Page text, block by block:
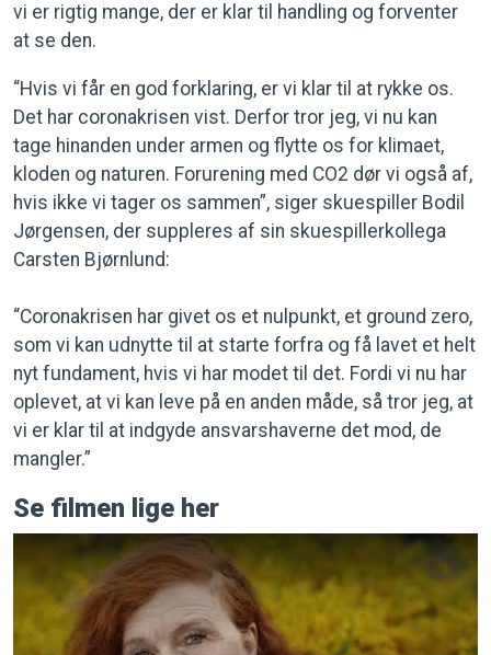
vi er rigtig mange, der er klar til handling og forventer
at se den.
“Hvis vi får en god forklaring, er vi klar til at rykke os.
Det har coronakrisen vist. Derfor tror jeg, vi nu kan
tage hinanden under armen og flytte os for klimaet,
kloden og naturen. Forurening med CO2 dør vi også af,
hvis ikke vi tager os sammen”, siger skuespiller Bodil
Jørgensen, der suppleres af sin skuespillerkollega
Carsten Bjørnlund:
“Coronakrisen har givet os et nulpunkt, et ground zero,
som vi kan udnytte til at starte forfra og få lavet et helt
nyt fundament, hvis vi har modet til det. Fordi vi nu har
oplevet, at vi kan leve på en anden måde, så tror jeg, at
vi er klar til at indgyde ansvarshaverne det mod, de
mangler.”
Se filmen lige her